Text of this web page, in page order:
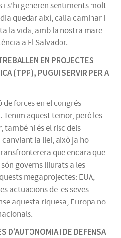
i s'hi generen sentiments molt
quedar així, calia caminar i
la vida, amb la nostra mare
a El Salvador.
EN PROJECTES
(TPP), PUGUI SERVIR PER A
forces en el congrés
aquest temor, però les
hi és el risc dels
canviant la llei, això ja ho
que encara que
governs lliurats a les
megaprojectes: EUA,
actuacions de les seves
aquesta riquesa, Europa no
D’AUTONOMIA I DE DEFENSA